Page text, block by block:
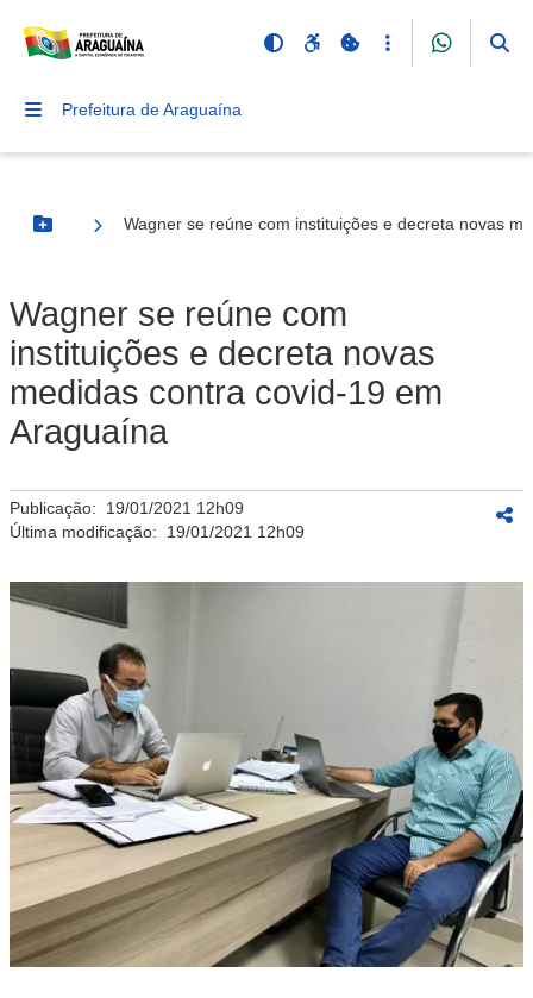
Prefeitura de Araguaína
Botão Menu
Wagner se reúne com instituições e decreta novas
Wagner se reúne com
instituições e decreta novas
medidas contra covid-19 em
Araguaína
Publicação: 19/01/2021 12h09
Última modificação: 19/01/2021 12h09